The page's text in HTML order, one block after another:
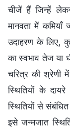
चीजें हैं जिन्हें
मानवता में कमियाँ
उदाहरण के लिए,
का स्वभाव तेज या
चरित्र की
स्थितियों के
स्थितियों से
इसे जन्मजात